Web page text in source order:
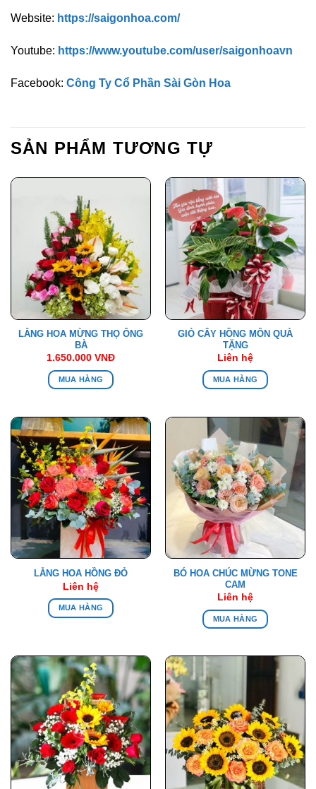
Website: https://saigonhoa.com/
Youtube: https://www.youtube.com/user/saigonhoavn
Facebook: Công Ty Cổ Phần Sài Gòn Hoa
SẢN PHẨM TƯƠNG TỰ
LẴNG HOA MỪNG THỌ ÔNG
BÀ
1.650.000 VNĐ
MUA HÀNG
GIỎ CÂY HỒNG MÔN QUÀ
TẶNG
Liên hệ
MUA HÀNG
LẴNG HOA HỒNG ĐỎ
Liên hệ
MUA HÀNG
BÓ HOA CHÚC MỪNG TONE
CAM
Liên hệ
MUA HÀNG